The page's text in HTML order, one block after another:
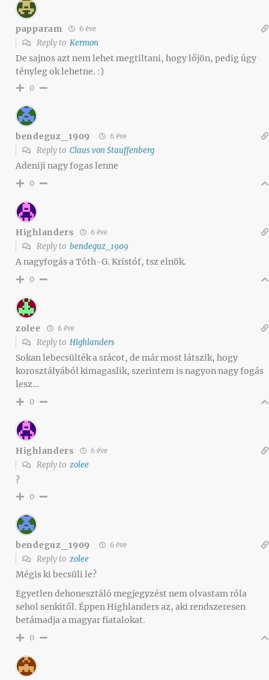
papparam 6 éve
Reply to Kermon
De sajnos azt nem lehet megtiltani, hogy lőjön, pedig úgy
tényleg ok lehetne. :)
0
bendeguz_1909 6 éve
Reply to Claus von Stauffenberg
Adeniji nagy fogas lenne
0
Highlanders 6 éve
Reply to bendeguz_1909
A nagyfogás a Tóth-G. Kristóf, tsz elnök.
0
zolee 6 éve
Reply to Highlanders
Sokan lebecsülték a srácot, de már most látszik, hogy
korosztályából kimagaslik, szerintem is nagyon nagy fogás
lesz…
0
Highlanders 6 éve
Reply to zolee
?
0
bendeguz_1909 6 éve
Reply to zolee
Mégis ki becsüli le?
Egyetlen dehonesztáló megjegyzést nem olvastam róla
sehol senkitől. Éppen Highlanders az, aki rendszeresen
betámadja a magyar fiatalokat.
0